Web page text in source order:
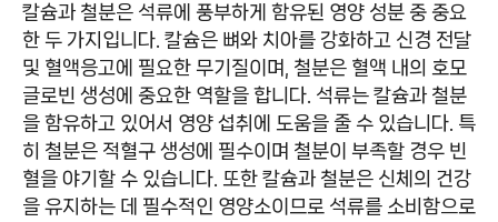
칼슘과 철분은 석류에 풍부하게 함유된 영양 성분 중 중요
한 두 가지입니다. 칼슘은 뼈와 치아를 강화하고 신경 전달
및 혈액응고에 필요한 무기질이며, 철분은 혈액 내의 호모
글로빈 생성에 중요한 역할을 합니다. 석류는 칼슘과 철분
을 함유하고 있어서 영양 섭취에 도움을 줄 수 있습니다. 특
히 철분은 적혈구 생성에 필수이며 철분이 부족할 경우 빈
혈을 야기할 수 있습니다. 또한 칼슘과 철분은 신체의 건강
을 유지하는 데 필수적인 영양소이므로 석류를 소비함으로